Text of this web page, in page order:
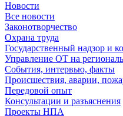
Новости
Все новости
Законотворчество
Охрана труда
Государственный надзор и
Управление ОТ на
События, интервью, факты
Происшествия, аварии,
Передовой опыт
Консультации и разъяснения
Проекты НПА